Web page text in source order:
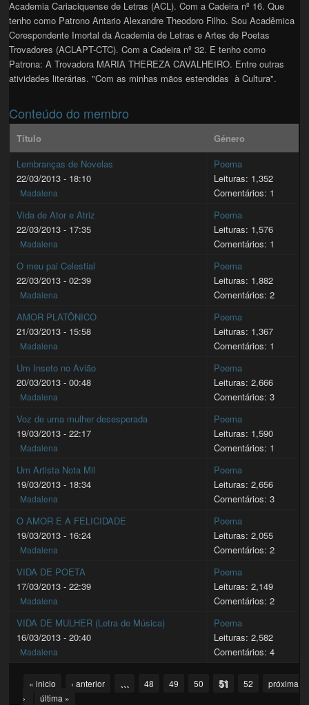
Academia Cariaciquense de Letras (ACL). Com a Cadeira nº 16. Que
tenho como Patrono Antario Alexandre Theodoro Filho. Sou Acadêmica
Corespondente Imortal da Academia de Letras e Artes de Poetas
Trovadores (ACLAPT-CTC). Com a Cadeira nº 32. E tenho como
Patrona: A Trovadora MARIA THEREZA CAVALHEIRO. Entre outras
atividades literárias. "Com as minhas mãos estendidas à Cultura".
Conteúdo do membro
Título
Género
Lembranças de Novelas
22/03/2013 - 18:10
Madalena
Poema
Leituras: 1,352
Comentários: 1
Vida de Ator e Atriz
22/03/2013 - 17:35
Madalena
Poema
Leituras: 1,576
Comentários: 1
O meu pai Celestial
22/03/2013 - 02:39
Madalena
Poema
Leituras: 1,882
Comentários: 2
AMOR PLATÔNICO
21/03/2013 - 15:58
Madalena
Poema
Leituras: 1,367
Comentários: 1
Um Inseto no Avião
20/03/2013 - 00:48
Madalena
Poema
Leituras: 2,666
Comentários: 3
Voz de uma mulher desesperada
19/03/2013 - 22:17
Madalena
Poema
Leituras: 1,590
Comentários: 1
Um Artista Nota Mil
19/03/2013 - 18:34
Madalena
Poema
Leituras: 2,656
Comentários: 3
O AMOR E A FELICIDADE
19/03/2013 - 16:24
Madalena
Poema
Leituras: 2,055
Comentários: 2
VIDA DE POETA
17/03/2013 - 22:39
Madalena
Poema
Leituras: 2,149
Comentários: 2
VIDA DE MULHER (Letra de Música)
16/03/2013 - 20:40
Madalena
Poema
Leituras: 2,582
Comentários: 4
Pages« inicio ‹ anterior … 48 49 50 51 52
próxima
›
última »